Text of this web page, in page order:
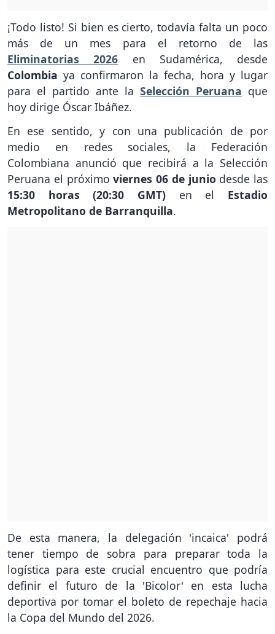
¡Todo listo! Si bien es cierto, todavía falta un poco
más de un mes para el retorno de las
Eliminatorias 2026 en Sudamérica, desde
Colombia ya confirmaron la fecha, hora y lugar
para el partido ante la Selección Peruana que
hoy dirige Óscar Ibáñez.
En ese sentido, y con una publicación de por
medio en redes sociales, la Federación
Colombiana anunció que recibirá a la Selección
Peruana el próximoviernes 06 de junio desde las
15:30 horas (20:30 GMT) en el Estadio
Metropolitano de Barranquilla.
De esta manera, la delegación 'incaica' podrá
tener tiempo de sobra para preparar toda la
logística para este crucial encuentro que podría
definir el futuro de la 'Bicolor' en esta lucha
deportiva por tomar el boleto de repechaje hacia
la Copa del Mundo del 2026.